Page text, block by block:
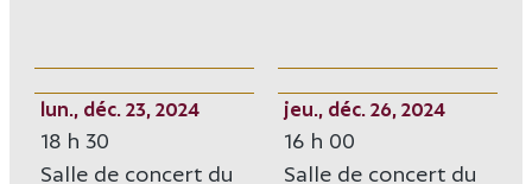
lun., déc. 23, 2024
18 h 30
Salle de concert du
jeu., déc. 26, 2024
16 h 00
Salle de concert du